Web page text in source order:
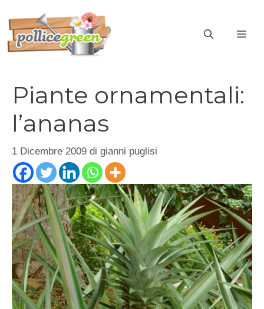
contenuto
Piante ornamentali:
l’ananas
1 Dicembre 2009 di gianni puglisi